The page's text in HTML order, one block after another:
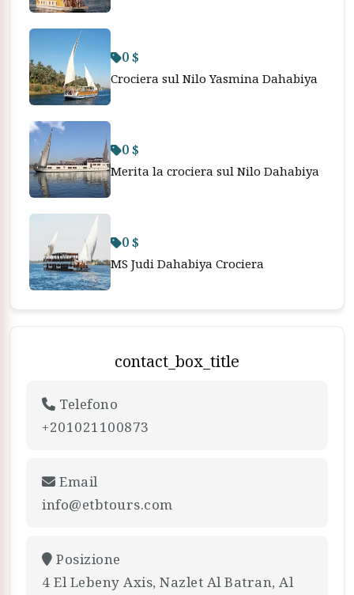
0 $
Crociera sul Nilo Yasmina Dahabiya
0 $
Merita la crociera sul Nilo Dahabiya
0 $
MS Judi Dahabiya Crociera
contact_box_title
Telefono
+201021100873
Email
info@etbtours.com
Posizione
4 El Lebeny Axis, Nazlet Al Batran, Al